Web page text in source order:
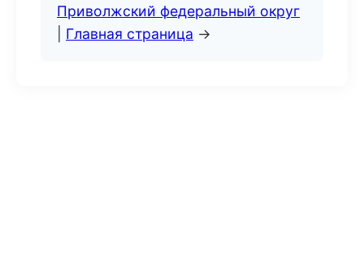
Приволжский федеральный округ
Главная страница →